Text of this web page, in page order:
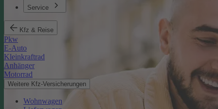
Service
Kfz & Reise
Pkw
E-Auto
Kleinkraftrad
Anhänger
Motorrad
Weitere Kfz-Versicherungen
Wohnwagen